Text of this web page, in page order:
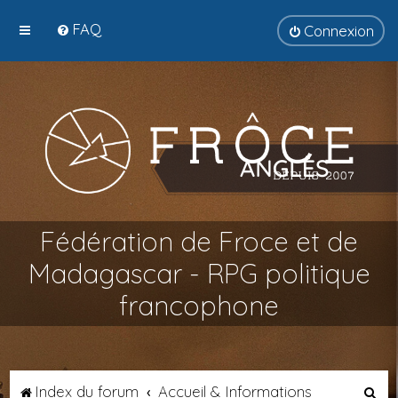
FAQ Connexion
Fédération de Froce et de
Madagascar - RPG politique
francophone
Index du forum Accueil & Informations